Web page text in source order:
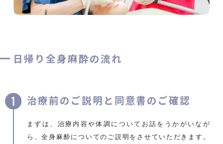
日帰り全身麻酔の流れ
治療前のご説明と同意書のご確認
まずは、治療内容や体調についてお話をうかがいなが
ら、全身麻酔についてのご説明をさせていただきます。